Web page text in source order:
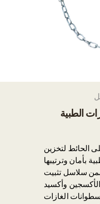
الطبية
الحائط لتخزين
بأمان وترتيبها
سلاسل تثبيت
وأكسيد
الغازات